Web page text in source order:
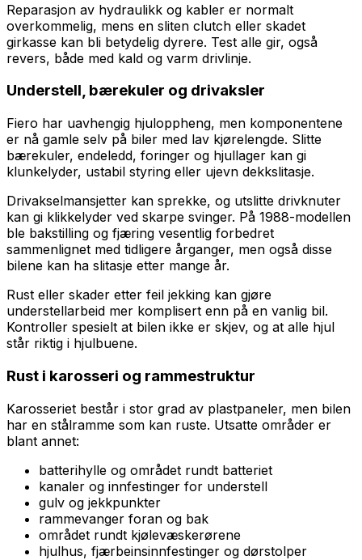
Reparasjon av hydraulikk og kabler er normalt
overkommelig, mens en sliten clutch eller skadet
girkasse kan bli betydelig dyrere. Test alle gir, også
revers, både med kald og varm drivlinje.
Understell, bærekuler og drivaksler
Fiero har uavhengig hjuloppheng, men komponentene
er nå gamle selv på biler med lav kjørelengde. Slitte
bærekuler, endeledd, foringer og hjullager kan gi
klunkelyder, ustabil styring eller ujevn dekkslitasje.
Drivakselmansjetter kan sprekke, og utslitte drivknuter
kan gi klikkelyder ved skarpe svinger. På 1988-modellen
ble bakstilling og fjæring vesentlig forbedret
sammenlignet med tidligere årganger, men også disse
bilene kan ha slitasje etter mange år.
Rust eller skader etter feil jekking kan gjøre
understellarbeid mer komplisert enn på en vanlig bil.
Kontroller spesielt at bilen ikke er skjev, og at alle hjul
står riktig i hjulbuene.
Rust i karosseri og rammestruktur
Karosseriet består i stor grad av plastpaneler, men bilen
har en stålramme som kan ruste. Utsatte områder er
blant annet:
batterihylle og området rundt batteriet
kanaler og innfestinger for understell
gulv og jekkpunkter
rammevanger foran og bak
området rundt kjølevæskerørene
hjulhus, fjærbeinsinnfestinger og dørstolper